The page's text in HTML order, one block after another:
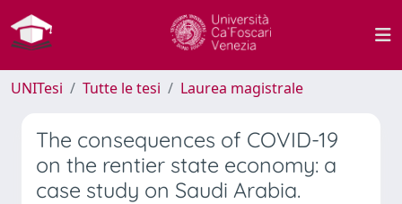
UNITesi Tutte le tesi Laurea magistrale
The consequences of COVID-19
on the rentier state economy: a
case study on Saudi Arabia.